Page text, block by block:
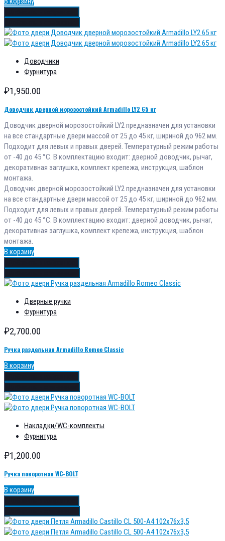
Доводчики
Фурнитура
₽1,950.00
Доводчик дверной морозостойкий Armadillo LY2 65 кг
Доводчик дверной морозостойкий LY2 предназначен для установки
на все стандартные двери массой от 25 до 45 кг, шириной до 962 мм.
Подходит для левых и правых дверей. Температурный режим работы
от -40 до 45 °С. В комплектацию входит: дверной доводчик, рычаг,
декоративная заглушка, комплект крепежа, инструкция, шаблон
монтажа.
Доводчик дверной морозостойкий LY2 предназначен для установки
на все стандартные двери массой от 25 до 45 кг, шириной до 962 мм.
Подходит для левых и правых дверей. Температурный режим работы
от -40 до 45 °С. В комплектацию входит: дверной доводчик, рычаг,
декоративная заглушка, комплект крепежа, инструкция, шаблон
монтажа.
В корзину
Дверные ручки
Фурнитура
₽2,700.00
Ручка раздельная Armadillo Romeo Classic
В корзину
Накладки/WC-комплекты
Фурнитура
₽1,200.00
Ручка поворотная WC-BOLT
В корзину